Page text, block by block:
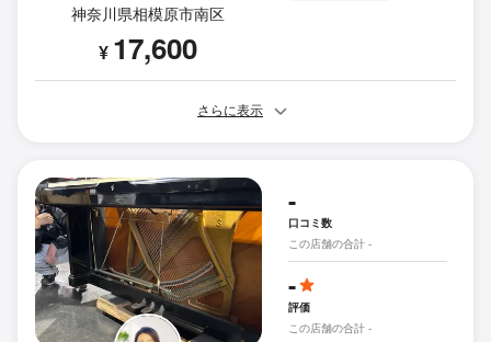
神奈川県相模原市南区
¥ 17,600
さらに表示
-
口コミ数
この店舗の合計 -
-
評価
この店舗の合計 -